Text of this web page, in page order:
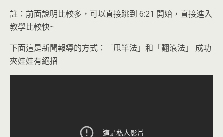
註：前面說明比較多，可以直接跳到 6:21 開始，直接進入
教學比較快~
下面這是新聞報導的方式：「甩竿法」和「翻滾法」 成功
夾娃娃有絕招